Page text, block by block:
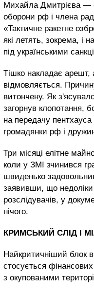
Михайла Дмитрієва —
оборони рф і члена
«Тактичне ракетне
які летять, зокрема, і
під українськими
Тішко накладає арешт,
відмовляється.
витончену. Як
загорнув клопотання,
на передачу
громадянки рф і
Три місяці елітне
коли у ЗМІ зчинився
швиденько
заявивши, що
розслідувачів, у
нічого.
КРИМСЬКИЙ СЛІД І
Найкритичніший блок
стосується фінансових
з окупованими